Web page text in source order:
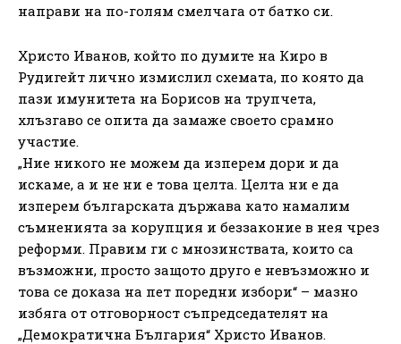
направи на по-голям смелчага от батко си.
Христо Иванов, който по думите на Киро в
Рудигейт лично измислил схемата, по която да
пази имунитета на Борисов на трупчета,
хлъзгаво се опита да замаже своето срамно
участие.
„Ние никого не можем да изперем дори и да
искаме, а и не ни е това целта. Целта ни е да
изперем българската държава като намалим
съмненията за корупция и беззаконие в нея чрез
реформи. Правим ги с мнозинствата, които са
възможни, просто защото друго е невъзможно и
това се доказа на пет поредни избори“ – мазно
избяга от отговорност съпредседателят на
„Демократична България“ Христо Иванов.